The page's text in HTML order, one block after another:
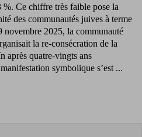
%. Ce chiffre très faible pose la
des communautés juives à terme
novembre 2025, la communauté
la re-consécration de la
après quatre-vingts ans
symbolique s’est ...